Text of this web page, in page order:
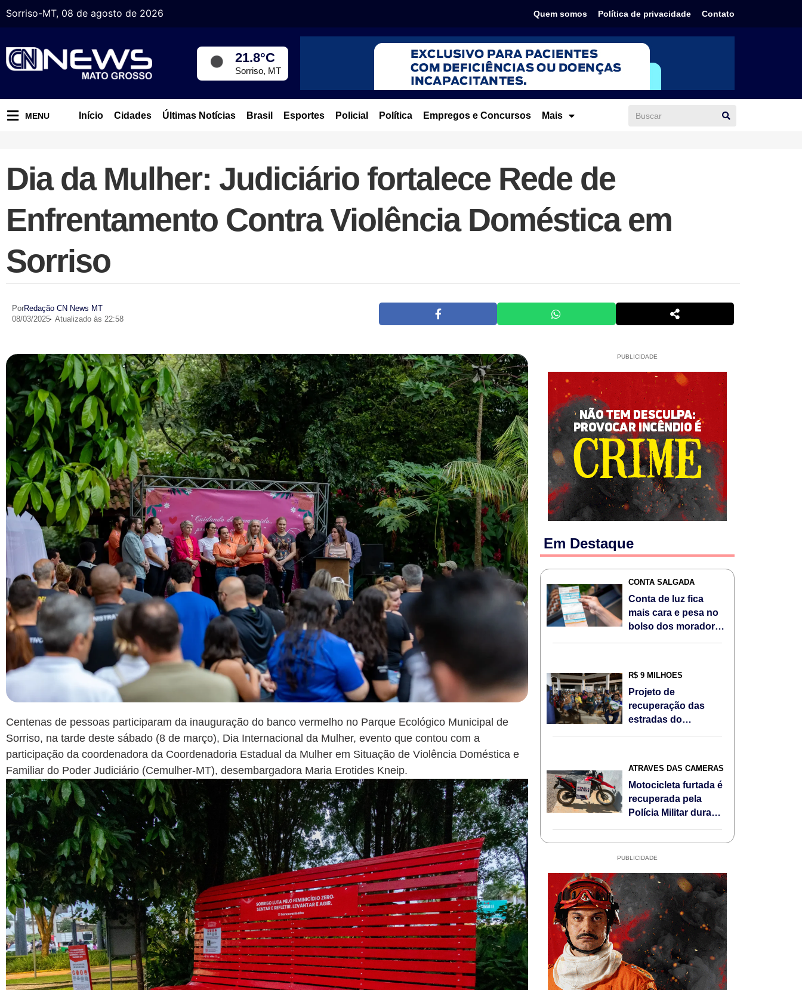
Sorriso-MT, 08 de agosto de 2026 Quem somos Política de privacidade Contato
21.8°C
Sorriso, MT
MENU Início Cidades Últimas Notícias Brasil Esportes Policial Política Empregos e Concursos Mais
Dia da Mulher: Judiciário fortalece Rede de
Enfrentamento Contra Violência Doméstica em
Sorriso
PorRedação CN News MT
08/03/2025 Atualizado às 22:58
Centenas de pessoas participaram da inauguração do banco vermelho no Parque Ecológico Municipal de
Sorriso, na tarde deste sábado (8 de março), Dia Internacional da Mulher, evento que contou com a
participação da coordenadora da Coordenadoria Estadual da Mulher em Situação de Violência Doméstica e
Familiar do Poder Judiciário (Cemulher-MT), desembargadora Maria Erotides Kneip.
PUBLICIDADE
Em Destaque
CONTA SALGADA
Conta de luz fica
mais cara e pesa no
bolso dos moradores
R$ 9 MILHÕES
Projeto de
recuperação das
estradas do
comunidade
ATRAVÉS DAS CÂMERAS
Motocicleta furtada é
recuperada pela
Polícia Militar durante
PUBLICIDADE